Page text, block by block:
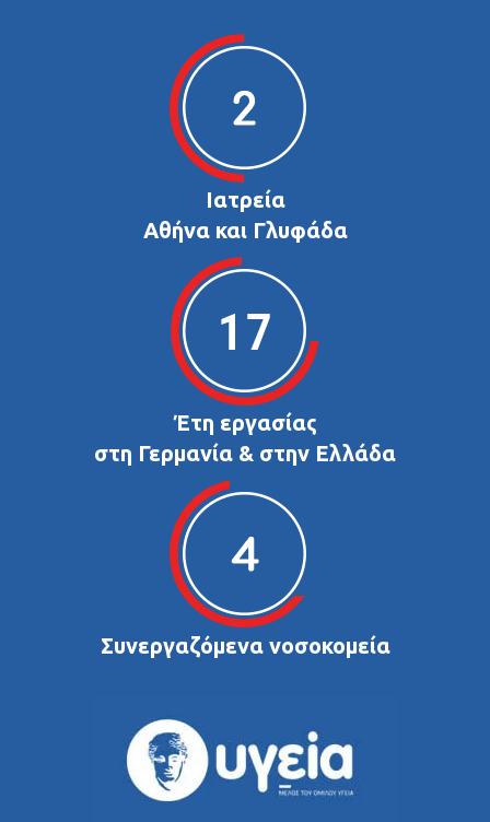
Ιατρεία
Αθήνα και Γλυφάδα
Έτη εργασίας
στη Γερμανία & στην Ελλάδα
Συνεργαζόμενα νοσοκομεία